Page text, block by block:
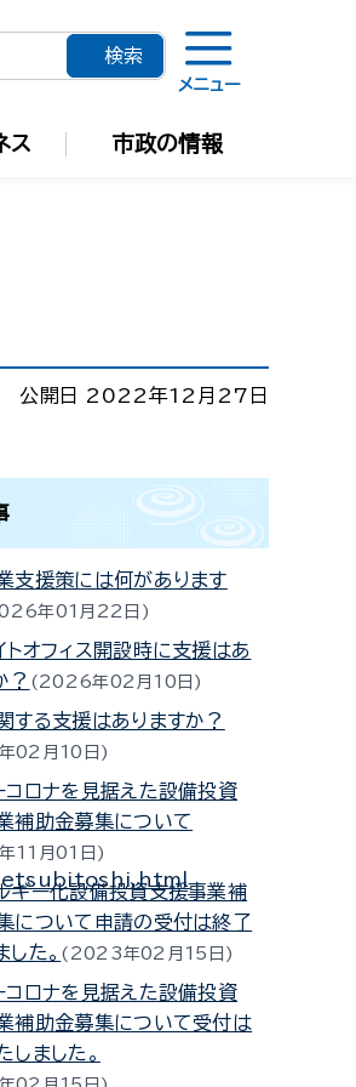
メニュー
ス 市政の情報
公開日 2022年12月27日
支援策には何があります
年01月22日
トオフィス開設時に支援はあ
？
2026年02月10日
する支援はありますか？
02月10日
コロナを見据えた設備投資
補助金募集について
11月01日
ギー化設備投資支援事業補
について申請の受付は終了
した。
2023年02月15日
コロナを見据えた設備投資
補助金募集について受付は
しました。